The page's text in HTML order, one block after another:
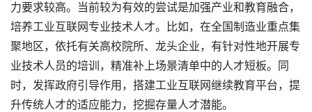
力要求较高。当前较为有效的尝试是加强产业和教育融合，
培养工业互联网专业技术人才。比如，在全国制造业重点集
聚地区，依托有关高校院所、龙头企业，有针对性地开展专
业技术人员的培训，精准补上场景清单中的人才短板。同
时，发挥政府引导作用，搭建工业互联网继续教育平台，提
升传统人才的适应能力，挖掘存量人才潜能。